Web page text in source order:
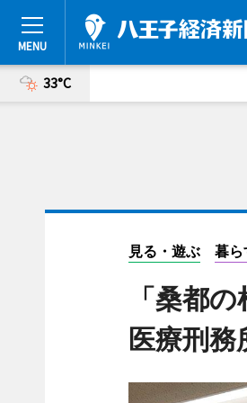
33°C
見る・遊ぶ 暮ら
「桑都
医療刑務